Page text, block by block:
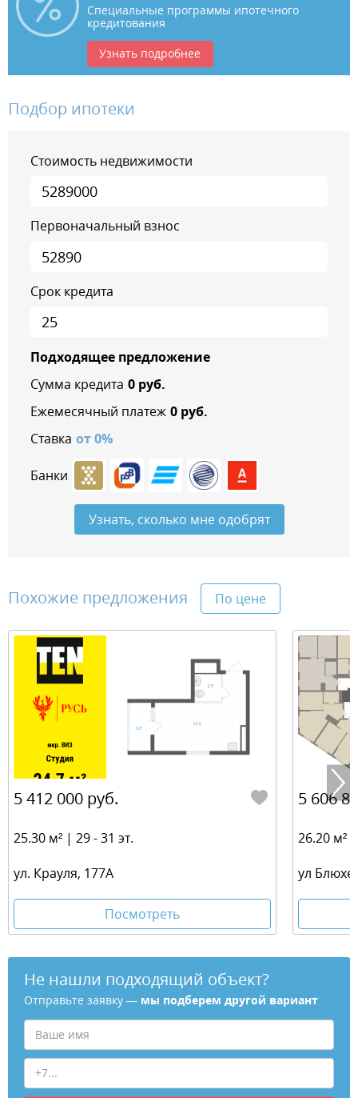
Специальные программы ипотечного
кредитования
Узнать подробнее
Подбор ипотеки
Стоимость недвижимости
Первоначальный взнос
Срок кредита
Подходящее предложение
Сумма кредита 0руб.
Ежемесячный платеж 0руб.
Ставка от0%
Банки
Узнать, сколько мне одобрят
Похожие предложения По цене
5 412 000 руб.
25.30 м² | 29 - 31 эт.
ул. Крауля, 177А
Посмотреть
5 606
26.20 м²
ул
Не нашли подходящий объект?
Отправьте заявку — мы подберем другой вариант